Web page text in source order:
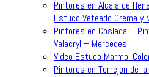
Pintores en Alcala de
Estuco Veteado Crema y
Pintores en Coslada –
Valacryl – Mercedes
Video Estuco Marmol
Pintores en Torrejon de